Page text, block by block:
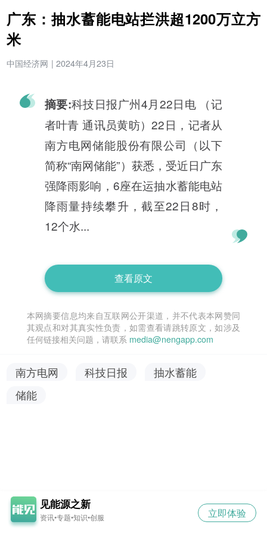
广东：抽水蓄能电站拦洪超1200万立方
米
中国经济网 | 2024年4月23日
摘要:科技日报广州4月22日电 （记
者叶青 通讯员黄昉）22日，记者从
南方电网储能股份有限公司（以下
简称“南网储能”）获悉，受近日广东
强降雨影响，6座在运抽水蓄能电站
降雨量持续攀升，截至22日8时，
12个水...
查看原文
本网摘要信息均来自互联网公开渠道，并不代表本网赞同
其观点和对其真实性负责，如需查看请跳转原文，如涉及
任何链接相关问题，请联系 media@nengapp.com
南方电网 科技日报
抽水蓄能
储能
见能源之新
资讯•专题•知识•创服 立即体验